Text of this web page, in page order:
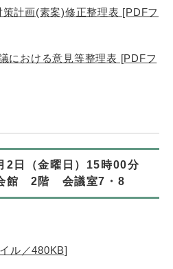
計画(素案)修正整理表 [PDFフ
における意見等整理表 [PDFフ
日（金曜日）15時00分
館 2階 会議室7・8
ル／480KB]